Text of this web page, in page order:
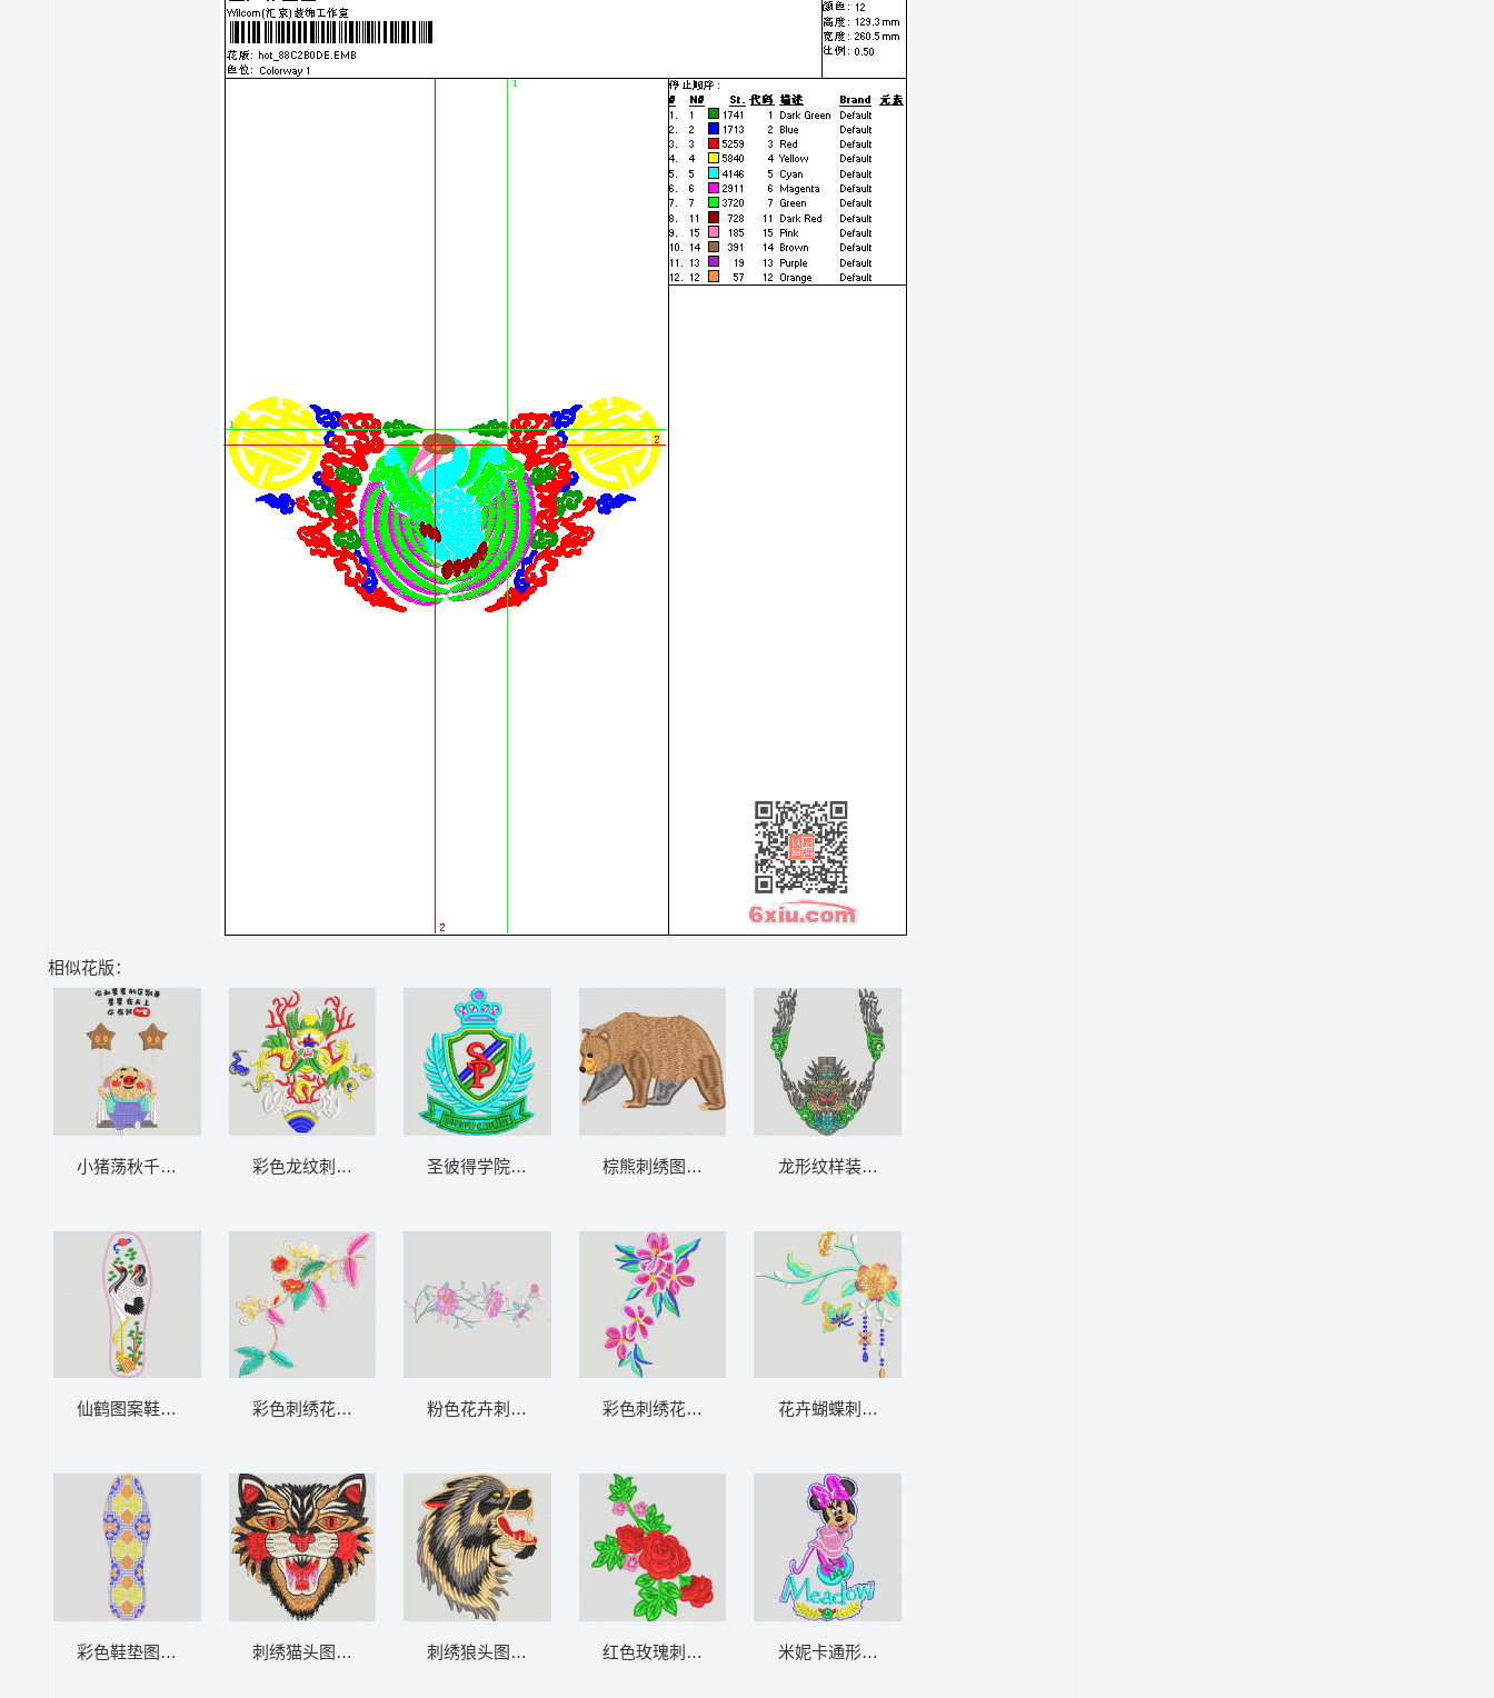
相似花版：
小猪荡秋千看星星 猪
仙鹤图案鞋垫设计 鹤 鞋垫
彩色鞋垫图案设计 鞋垫
彩色龙纹刺绣图案 龙
彩色刺绣花卉图案 汉服
刺绣猫头图案 猫头
圣彼得学院徽章 男章标
粉色花卉刺绣图案 汉服
刺绣狼头图案 狼头
棕熊刺绣图案 熊 北极熊
彩色刺绣花卉图案 靓花
红色玫瑰刺绣花枝图案 靓花
龙形纹样装饰图案 鞋 龙 怪兽
花卉蝴蝶刺绣图案 汉服
米妮卡通形象刺绣徽章 米奇